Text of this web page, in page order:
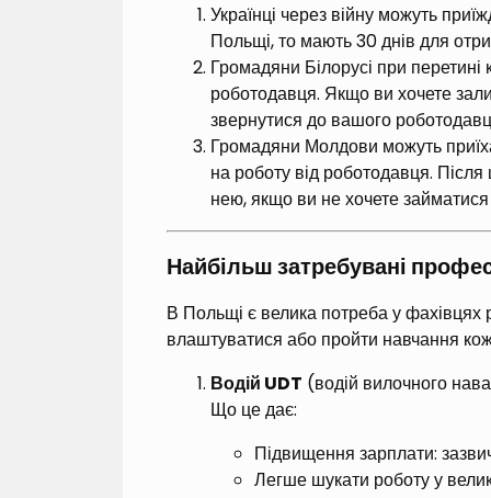
Українці через війну можуть
Польщі, то мають 30 днів для
Громадяни Білорусі при перетині
роботодавця. Якщо ви хочете
звернутися до вашого
Громадяни Молдови можуть
на роботу від роботодавця. Після
нею, якщо ви не хочете
Найбільш затребувані
В Польщі є велика потреба у фахівцях
влаштуватися або пройти навчання
Водій UDT (водій вилочного
Що це дає:
Підвищення зарплати:
Легше шукати роботу у